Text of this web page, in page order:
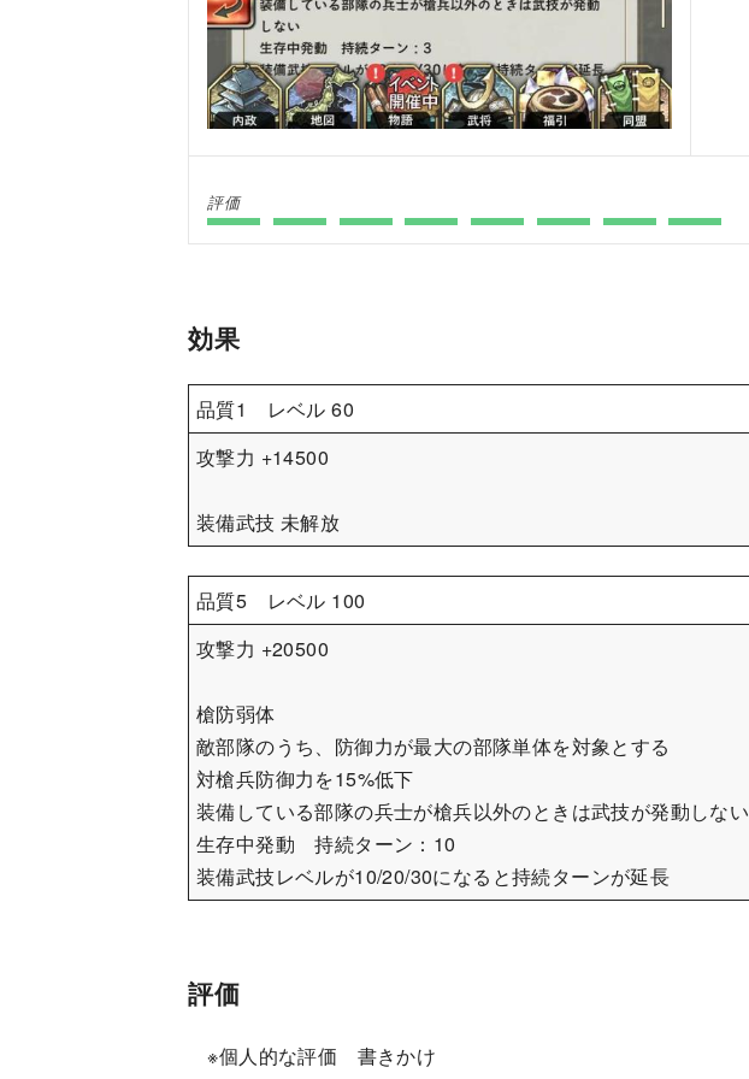
評価
効果
品質1 レベル 60
攻撃力 +14500
装備武技 未解放
品質5 レベル 100
攻撃力 +20500
槍防弱体
敵部隊のうち、防御力が最大の部隊単体を対象とする
対槍兵防御力を15%低下
装備している部隊の兵士が槍兵以外のときは武技が発動しない
生存中発動 持続ターン：10
装備武技レベルが10/20/30になると持続ターンが延長
評価
※個人的な評価 書きかけ